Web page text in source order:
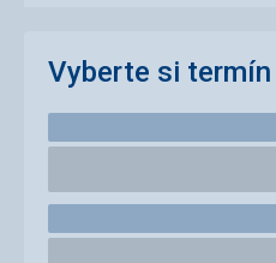
Vyberte si termín